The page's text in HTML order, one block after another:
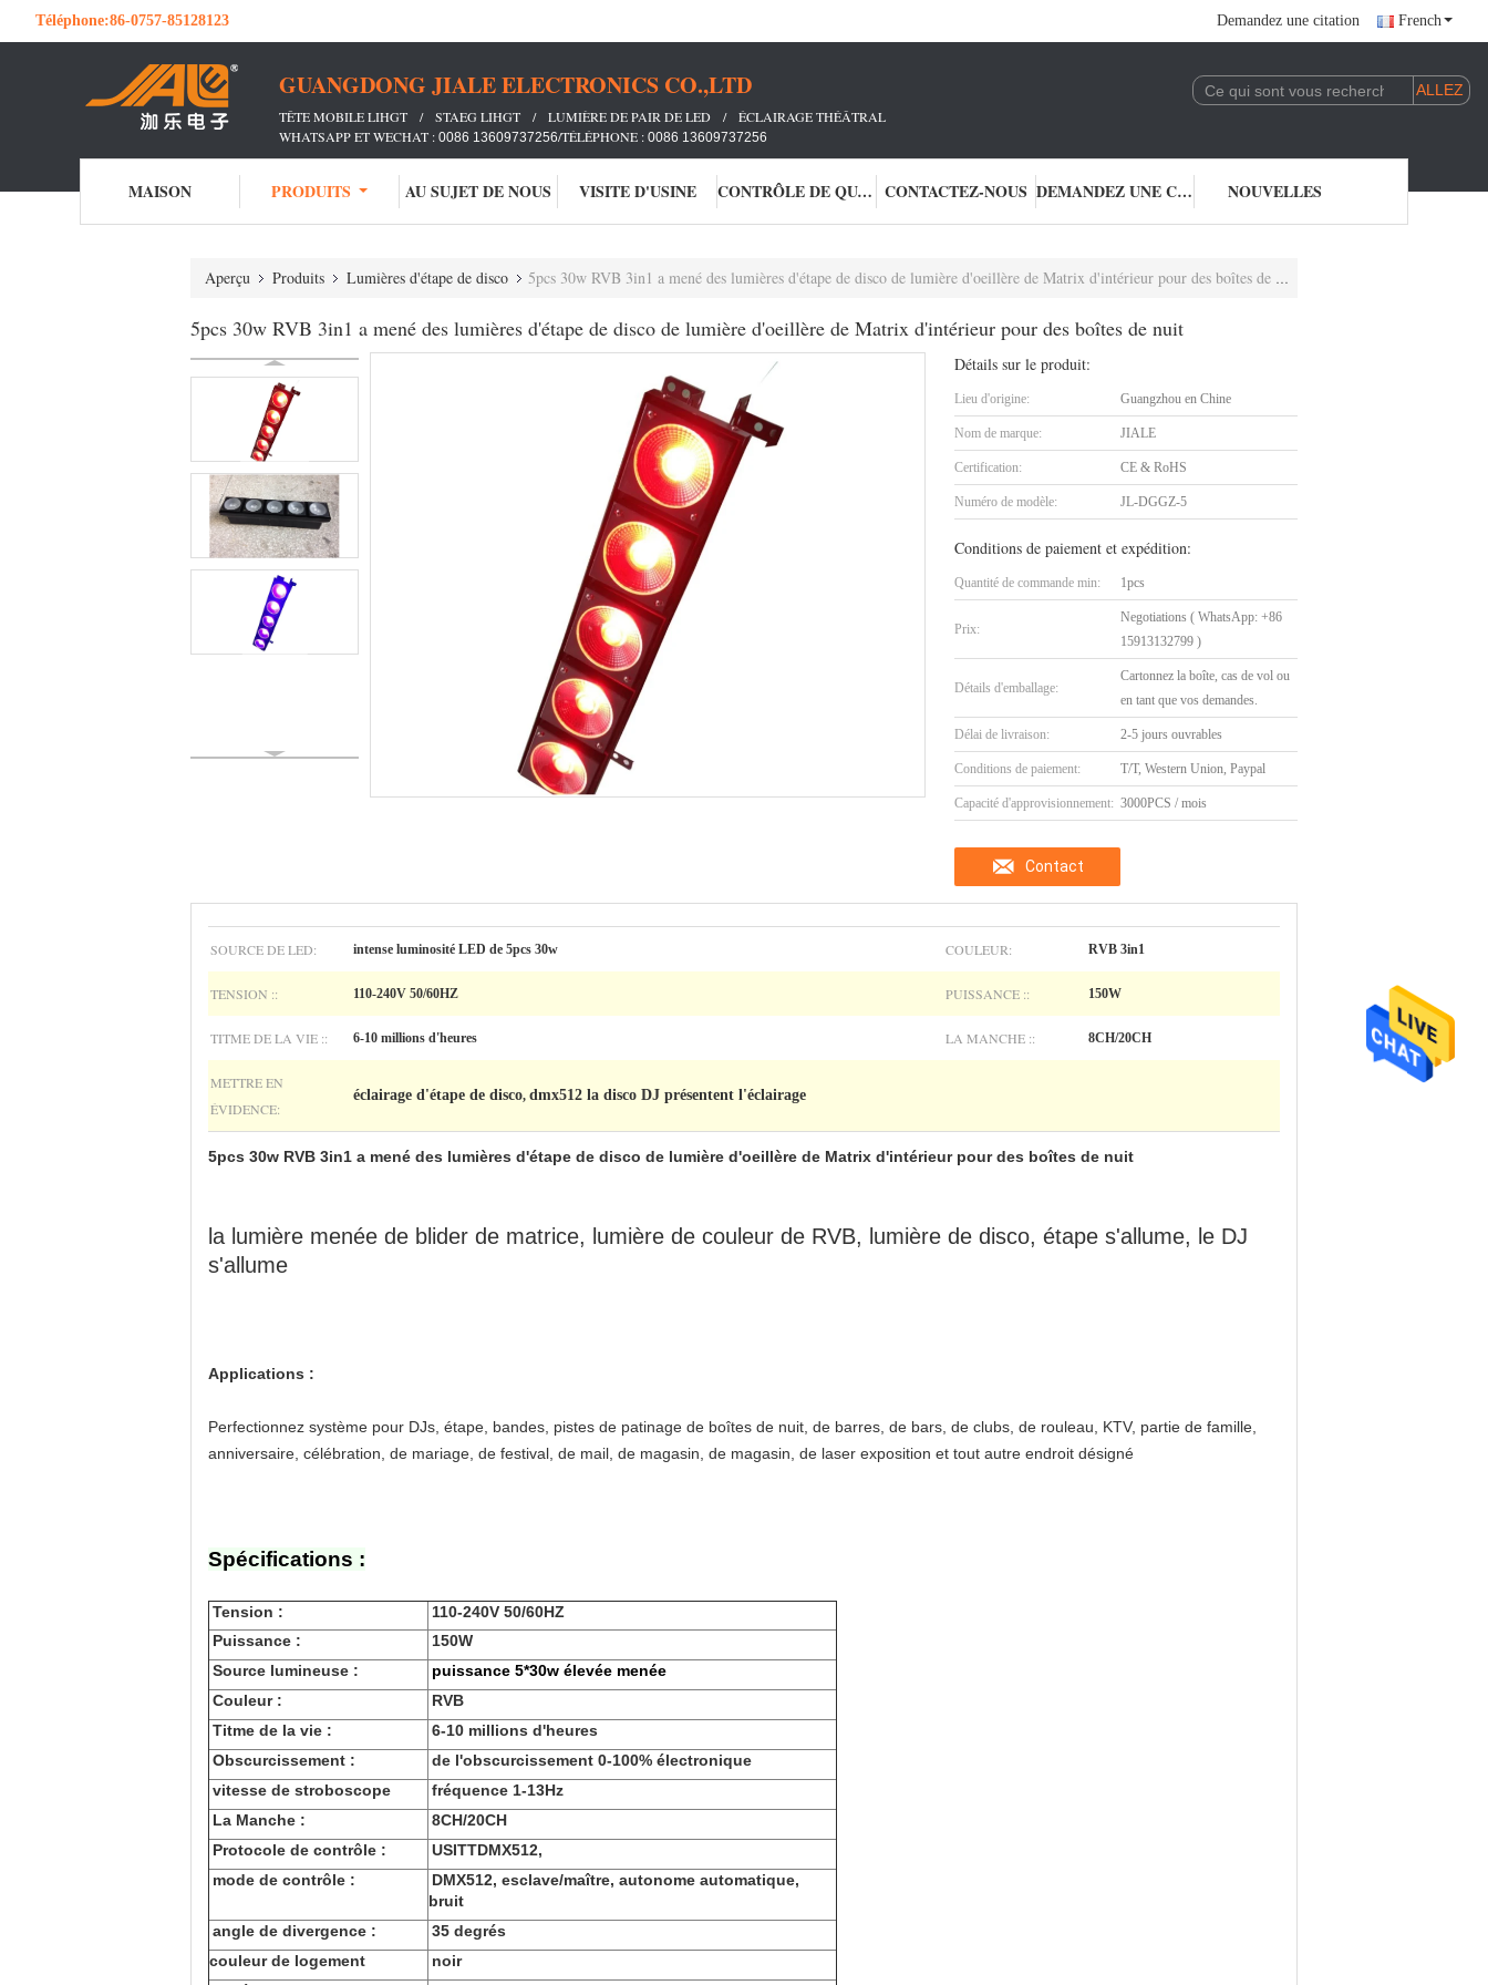
Téléphone:86-0757-85128123 Demandez une citation French
GUANGDONG JIALE ELECTRONICS CO.,LTD
TÊTE MOBILE LIHGT / STAEG LIHGT / LUMIÈRE DE PAIR DE LED / ÉCLAIRAGE THÉÂTRAL
WHATSAPP ET WECHAT : 0086 13609737256/TÉLÉPHONE : 0086 13609737256
MAISON PRODUITS AU SUJET DE NOUS VISITE D'USINE CONTRÔLE DE QUALITÉ CONTACTEZ-NOUS DEMANDEZ UNE CITATION NOUVELLES
Aperçu Produits Lumières d'étape de disco 5pcs 30w RVB 3in1 a mené des lumières d'étape de disco de lumière d'oeillère de Matrix d'intérieur pour des boîtes de nuit
5pcs 30w RVB 3in1 a mené des lumières d'étape de disco de lumière d'oeillère de Matrix d'intérieur pour des boîtes de nuit
Détails sur le produit:
Lieu d'origine: Guangzhou en Chine
Nom de marque: JIALE
Certification: CE & RoHS
Numéro de modèle: JL-DGGZ-5
Conditions de paiement et expédition:
Quantité de commande min: 1pcs
Prix:
Negotiations ( WhatsApp: +86
15913132799 )
Détails d'emballage:
Cartonnez la boîte, cas de vol ou
en tant que vos demandes.
Délai de livraison: 2-5 jours ouvrables
Conditions de paiement: T/T, Western Union, Paypal
Capacité d'approvisionnement: 3000PCS / mois
Contact
SOURCE DE LED: intense luminosité LED de 5pcs 30w COULEUR: RVB 3in1
TENSION :: 110-240V 50/60HZ PUISSANCE :: 150W
TITME DE LA VIE :: 6-10 millions d'heures LA MANCHE :: 8CH/20CH
METTRE EN
ÉVIDENCE:
éclairage d'étape de disco, dmx512 la disco DJ présentent l'éclairage
5pcs 30w RVB 3in1 a mené des lumières d'étape de disco de lumière d'oeillère de Matrix d'intérieur pour des boîtes de nuit
la lumière menée de blider de matrice, lumière de couleur de RVB, lumière de disco, étape s'allume, le DJ
s'allume
Applications :
Perfectionnez système pour DJs, étape, bandes, pistes de patinage de boîtes de nuit, de barres, de bars, de clubs, de rouleau, KTV, partie de famille,
anniversaire, célébration, de mariage, de festival, de mail, de magasin, de magasin, de laser exposition et tout autre endroit désigné
Spécifications :
Tension :
110-240V 50/60HZ
Puissance :
150W
Source lumineuse :
puissance 5*30w élevée menée
Couleur :
RVB
Titme de la vie :
6-10 millions d'heures
Obscurcissement :
de l'obscurcissement 0-100% électronique
vitesse de stroboscope
fréquence 1-13Hz
La Manche :
8CH/20CH
Protocole de contrôle :
USITTDMX512,
mode de contrôle :
DMX512, esclave/maître, autonome automatique,
bruit
angle de divergence :
35 degrés
couleur de logement
noir